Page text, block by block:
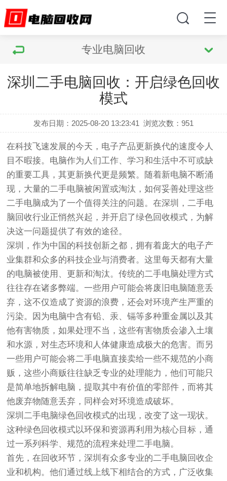
专业电脑回收
深圳二手电脑回收：开启绿色回收
模式
发布日期：2025-08-20 13:23:41 浏览次数：951
在科技飞速发展的今天，电子产品更新换代的速度令人
目不暇接。电脑作为人们工作、学习和生活中不可或缺
的重要工具，其更新换代更是频繁。随着新电脑不断涌
现，大量的二手电脑被闲置或淘汰，如何妥善处理这些
二手电脑成为了一个值得关注的问题。在深圳，二手电
脑回收行业正悄然兴起，并开启了绿色回收模式，为解
决这一问题提供了有效的途径。
深圳，作为中国的科技创新之都，拥有着庞大的电子产
业集群和众多的科技企业与消费者。这里每天都有大量
的电脑被使用、更新和淘汰。传统的二手电脑处理方式
往往存在诸多弊端。一些用户可能会将废旧电脑随意丢
弃，这不仅造成了资源的浪费，还会对环境产生严重的
污染。因为电脑中含有铅、汞、镉等多种重金属以及其
他有害物质，如果处理不当，这些有害物质会渗入土壤
和水源，对生态环境和人体健康造成极大的危害。而另
一些用户可能会将二手电脑直接卖给一些不规范的小商
贩，这些小商贩往往缺乏专业的处理能力，他们可能只
是简单地拆解电脑，提取其中有价值的零部件，而将其
他废弃物随意丢弃，同样会对环境造成破坏。
深圳二手电脑绿色回收模式的出现，改变了这一现状。
这种绿色回收模式以环保和资源再利用为核心目标，通
过一系列科学、规范的流程来处理二手电脑。
首先，在回收环节，深圳有众多专业的二手电脑回收企
业和机构。他们通过线上线下相结合的方式，广泛收集